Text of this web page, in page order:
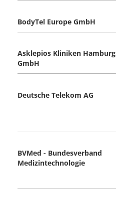
BodyTel Europe GmbH
Asklepios Kliniken Hamburg
GmbH
Deutsche Telekom AG
BVMed - Bundesverband
Medizintechnologie